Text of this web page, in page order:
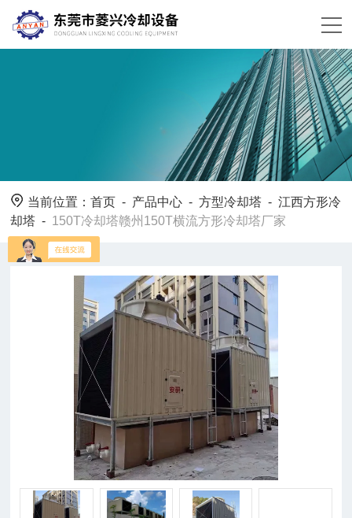
当前位置：首页 - 产品中心 -方型冷却塔 -江西方形冷
却塔 - 150T冷却塔赣州150T横流方形冷却塔厂家